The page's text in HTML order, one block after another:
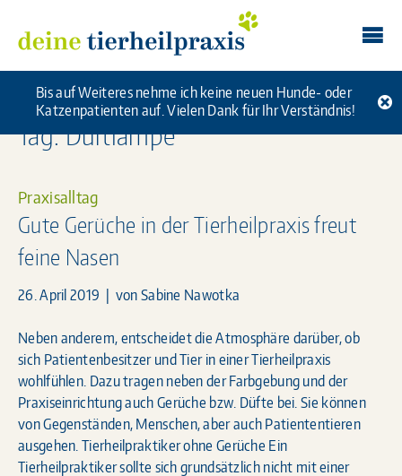
Bis auf Weiteres nehme ich keine neuen Hunde- oder
Katzenpatienten auf. Vielen Dank für Ihr Verständnis!
content
Deine Tierheilpraxis
Tag: Duftlampe
Praxisalltag
Gute Gerüche in der Tierheilpraxis freut
feine Nasen
26. April 2019 | von Sabine Nawotka
Neben anderem, entscheidet die Atmosphäre darüber, ob
sich Patientenbesitzer und Tier in einer Tierheilpraxis
wohlfühlen. Dazu tragen neben der Farbgebung und der
Praxiseinrichtung auch Gerüche bzw. Düfte bei. Sie können
von Gegenständen, Menschen, aber auch Patiententieren
ausgehen. Tierheilpraktiker ohne Gerüche Ein
Tierheilpraktiker sollte sich grundsätzlich nicht mit einer